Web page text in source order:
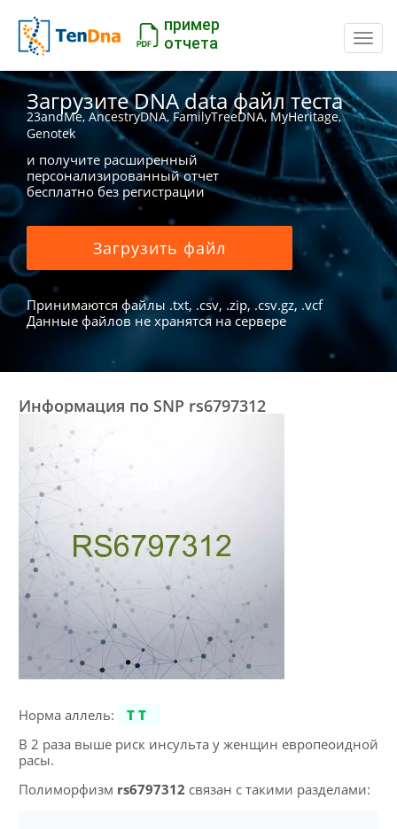
пример
отчета
Загрузите DNA data файл теста
23andMe, AncestryDNA, FamilyTreeDNA, MyHeritage,
Genotek
и получите расширенный
персонализированный отчет
бесплатно без регистрации
Загрузить файл
Принимаются файлы .txt, .csv, .zip, .csv.gz, .vcf
Данные файлов не хранятся на сервере
Информация по SNP rs6797312
Норма аллель:
TT
В 2 раза выше риск инсульта у женщин европеоидной
расы.
Полиморфизм rs6797312 связан с такими разделами: